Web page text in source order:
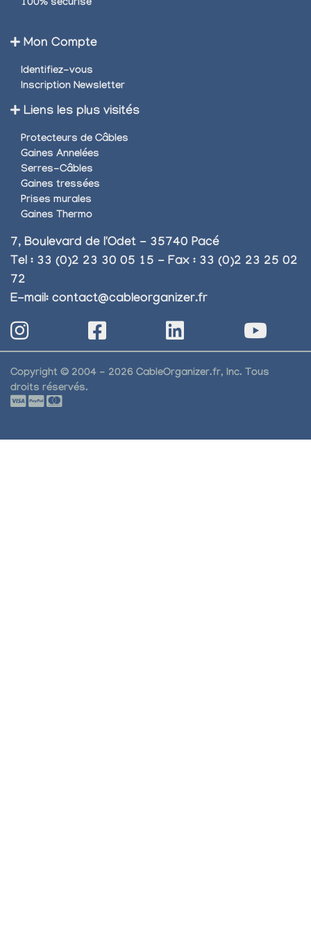
100% sécurisé
Mon Compte
Identifiez-vous
Inscription Newsletter
Liens les plus visités
Protecteurs de Câbles
Gaines Annelées
Serres-Câbles
Gaines tressées
Prises murales
Gaines Thermo
7, Boulevard de l'Odet - 35740 Pacé
Tel : 33 (0)2 23 30 05 15 - Fax : 33 (0)2 23 25 02
72
E-mail: contact@cableorganizer.fr
Copyright © 2004 - 2026 CableOrganizer.fr, Inc. Tous
droits réservés.